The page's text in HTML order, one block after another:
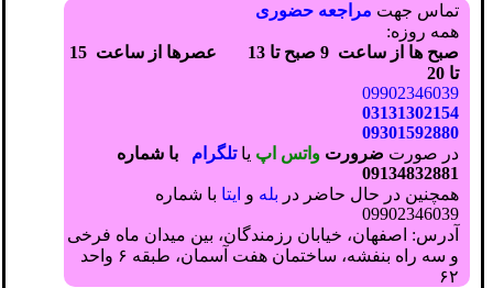
تماس جهت مراجعه حضوری
همه روزه:
صبح ها از ساعت 9 صبح تا 13
عصرها از ساعت 15
تا 20
09902346039
03131302154
09301592880
در صورت ضرورت واتس اپ یاتلگرام
با شماره
09134832881
همچنین در حال حاضر در بله و ایتا با شماره
09902346039
آدرس: اصفهان، خیابان رزمندگان، بین میدان ماه فرخی
و سه راه بنفشه، ساختمان هفت آسمان، طبقه ۶ واحد
۶۲